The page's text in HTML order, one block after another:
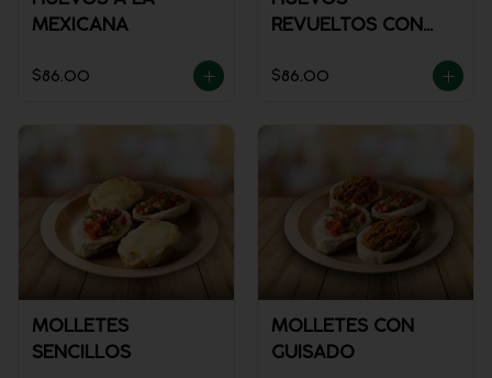
MEXICANA
$86.00
REVUELTOS CON
$86.00
MOLLETES
SENCILLOS
MOLLETES CON
GUISADO